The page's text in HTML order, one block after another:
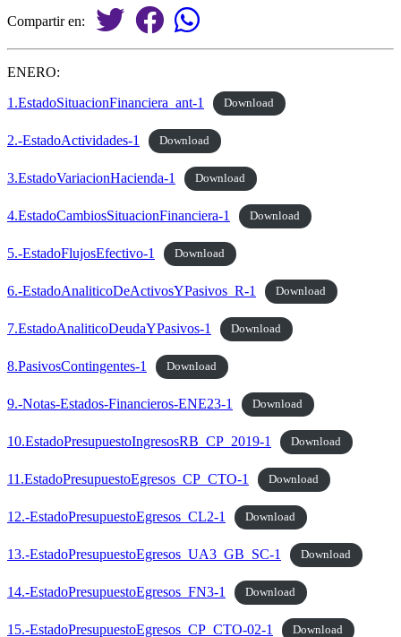
Compartir en:
ENERO:
1.EstadoSituacionFinanciera_ant-1
Download
2.-EstadoActividades-1 Download
3.EstadoVariacionHacienda-1 Download
4.EstadoCambiosSituacionFinanciera-1 Download
5.-EstadoFlujosEfectivo-1 Download
6.-EstadoAnaliticoDeActivosYPasivos_R-1 Download
7.EstadoAnaliticoDeudaYPasivos-1 Download
8.PasivosContingentes-1 Download
9.-Notas-Estados-Financieros-ENE23-1 Download
10.EstadoPresupuestoIngresosRB_CP_2019-1 Download
11.EstadoPresupuestoEgresos_CP_CTO-1 Download
12.-EstadoPresupuestoEgresos_CL2-1 Download
13.-EstadoPresupuestoEgresos_UA3_GB_SC-1 Download
14.-EstadoPresupuestoEgresos_FN3-1 Download
15.-EstadoPresupuestoEgresos_CP_CTO-02-1 Download